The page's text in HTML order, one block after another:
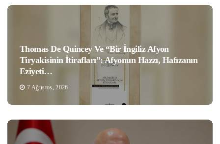
Thomas De Quincey Ve “Bir İngiliz Afyon
Tiryakisinin İtirafları”: Afyonun Hazzı, Hafızanın
Eziyeti…
7 Ağustos, 2026